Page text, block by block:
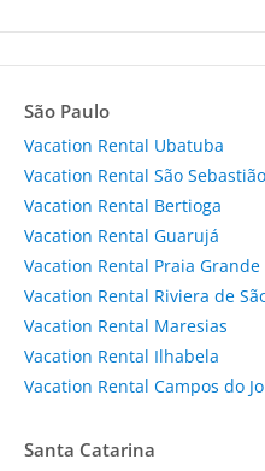
São Paulo
Vacation Rental Ubatuba
Vacation Rental São Sebastião
Vacation Rental Bertioga
Vacation Rental Guarujá
Vacation Rental Praia Grande
Vacation Rental Riviera de
Vacation Rental Maresias
Vacation Rental Ilhabela
Vacation Rental Campos do
Santa Catarina